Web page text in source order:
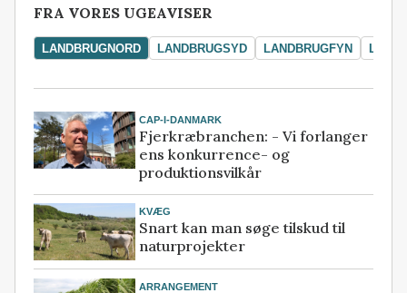
FRA VORES UGEAVISER
LANDBRUGNORD LANDBRUGSYD LANDBRUGFYN
CAP-I-DANMARK
Fjerkræbranchen: - Vi forlanger
ens konkurrence- og
produktionsvilkår
KVÆG
Snart kan man søge tilskud til
naturprojekter
ARRANGEMENT